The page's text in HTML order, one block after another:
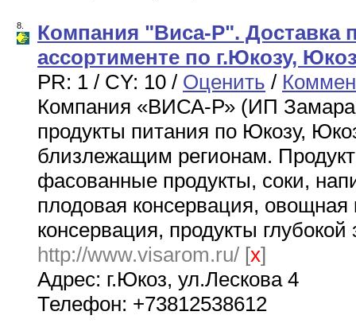
8.
Компания "Виса-Р". Доставка
ассортименте по г.Юкозу,
PR: 1 / CY: 10 / Оценить /
Компания «ВИСА-Р» (ИП
продукты питания по Юкозу,
близлежащим регионам.
фасованные продукты, соки,
плодовая консервация,
консервация, продукты
http://www.visarom.ru/ [x]
Адрес: г.Юкоз, ул.Лескова 4
Телефон: +73812538612